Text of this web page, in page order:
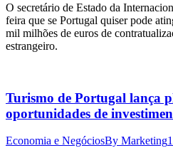
O secretário de Estado da
feira que se Portugal quiser pode
mil milhões de euros de
estrangeiro.
Turismo de Portugal lança
oportunidades de
Economia e NegóciosBy Marketing